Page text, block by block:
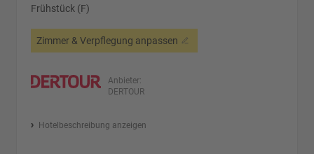
Frühstück (F)
Zimmer & Verpflegung anpassen
Anbieter:
DERTOUR
Hotelbeschreibung anzeigen